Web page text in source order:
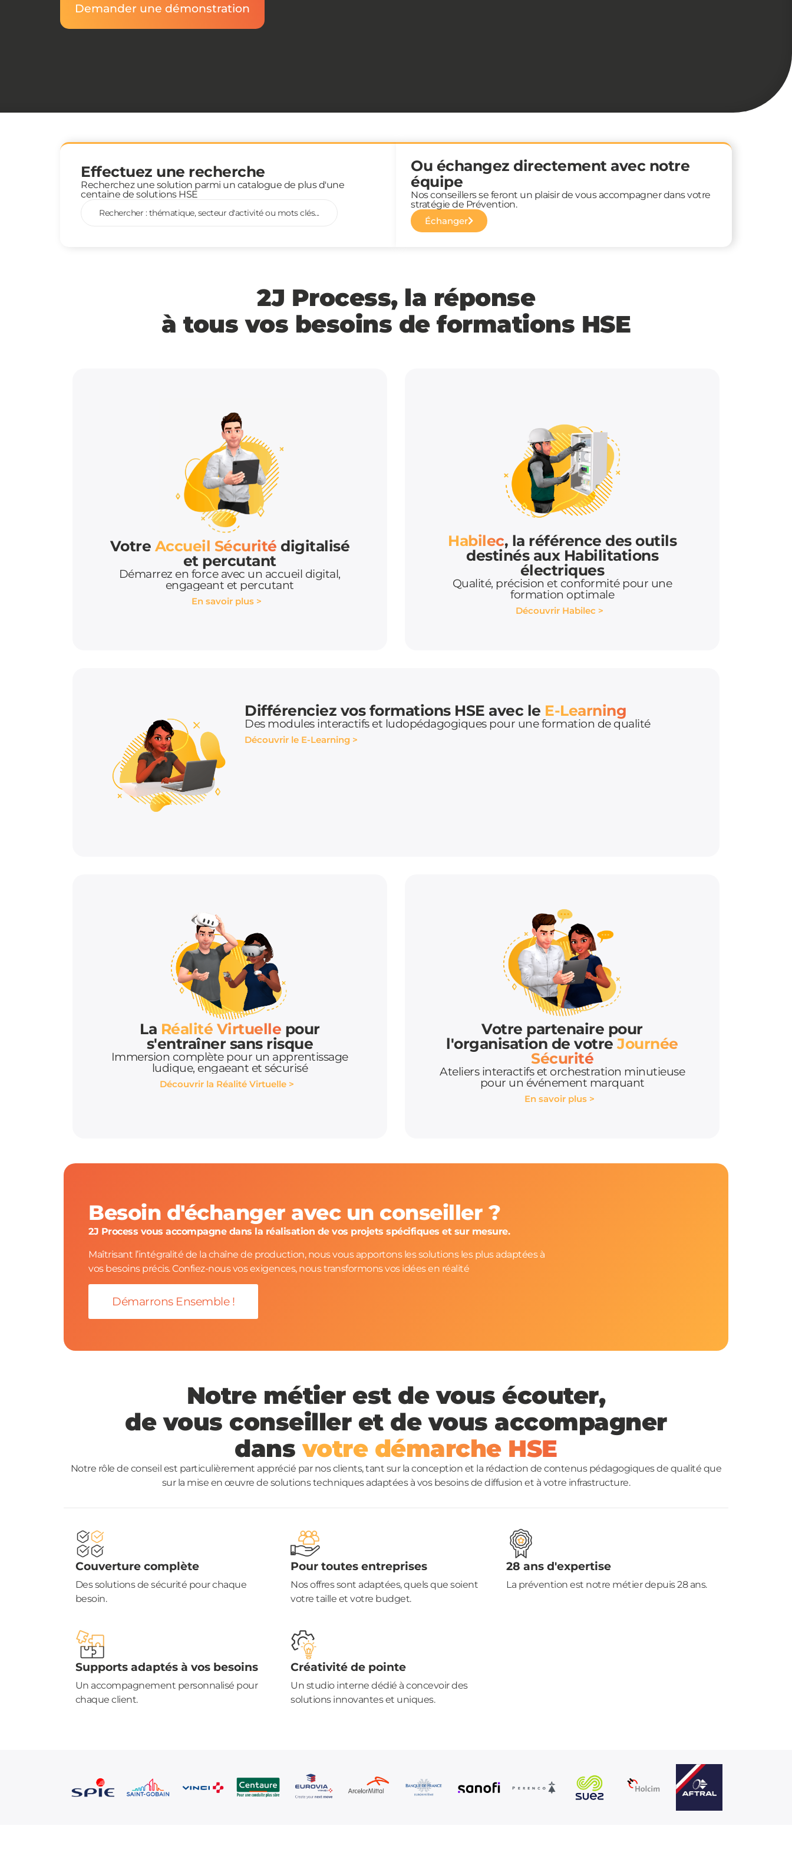
Demander une démonstration
Effectuez une recherche
Recherchez une solution parmi un catalogue de plus d'une
centaine de solutions HSE
Rechercher : thématique, secteur d'activité ou mots clés...
Ou échangez directement avec notre
équipe
Nos conseillers se feront un plaisir de vous accompagner dans votre
stratégie de Prévention.
Échanger
2J Process, la réponse
à tous vos besoins de formations HSE
Votre Accueil Sécurité digitalisé
et percutant
Démarrez en force avec un accueil digital,
engageant et percutant
En savoir plus >
Habilec, la référence des outils
destinés aux Habilitations
électriques
Qualité, précision et conformité pour une
formation optimale
Découvrir Habilec >
Différenciez vos formations HSE avec le E-Learning
Des modules interactifs et ludopédagogiques pour une formation de qualité
Découvrir le E-Learning >
La Réalité Virtuelle pour
s'entraîner sans risque
Immersion complète pour un apprentissage
ludique, engaeant et sécurisé
Découvrir la Réalité Virtuelle >
Votre partenaire pour
l'organisation de votreJournée
Sécurité
Ateliers interactifs et orchestration minutieuse
pour un événement marquant
En savoir plus >
Besoin d'échanger avec un conseiller ?
2J Process vous accompagne dans la réalisation de vos projets spécifiques et sur mesure.
Maîtrisant l’intégralité de la chaîne de production, nous vous apportons les solutions les plus adaptées à
vos besoins précis. Confiez-nous vos exigences, nous transformons vos idées en réalité
Démarrons Ensemble !
Notre métier est de vous écouter,
de vous conseiller et de vous accompagner
dans votre démarche HSE
Notre rôle de conseil est particulièrement apprécié par nos clients, tant sur la conception et la rédaction de contenus pédagogiques de qualité que
sur la mise en œuvre de solutions techniques adaptées à vos besoins de diffusion et à votre infrastructure.
Couverture complète
Des solutions de sécurité pour chaque
besoin.
Pour toutes entreprises
Nos offres sont adaptées, quels que soient
votre taille et votre budget.
28 ans d'expertise
La prévention est notre métier depuis 28 ans.
Supports adaptés à vos besoins
Un accompagnement personnalisé pour
chaque client.
Créativité de pointe
Un studio interne dédié à concevoir des
solutions innovantes et uniques.